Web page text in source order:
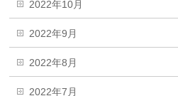
2022年10月
2022年9月
2022年8月
2022年7月